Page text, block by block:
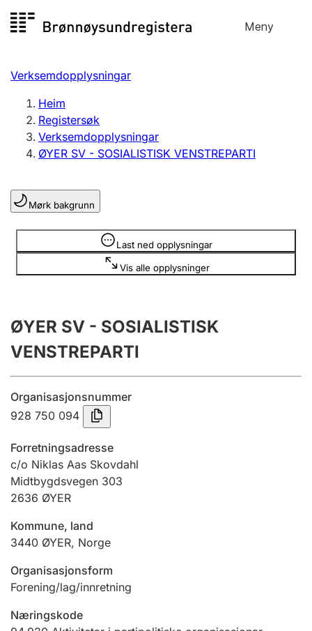
til
Meny
Registersøk
Aksjeselskap
Enkeltpersonføretak
Registrere, endre, slette
Lag og foreining
Registrere, endre, slette
Årsrekneskap
Innsending og forseinkingsgebyr
Tinglysing
Jeger
Betaling og jegeravgiftskort
Ektepaktrettleiaren
Andre tema
Verksemdopplysningar
Heim
Registersøk
Verksemdopplysningar
ØYER SV - SOSIALISTISK VENSTREPARTI
Mørk bakgrunn
Last ned opplysningar
Vis alle opplysninger
Opplysninger er skjult
ØYER SV - SOSIALISTISK
VENSTREPARTI
Organisasjonsnummer
928 750 094
Forretningsadresse
c/o Niklas Aas Skovdahl
Midtbygdsvegen 303
2636 ØYER
Kommune, land
3440 ØYER, Norge
Organisasjonsform
Forening/lag/innretning
Næringskode